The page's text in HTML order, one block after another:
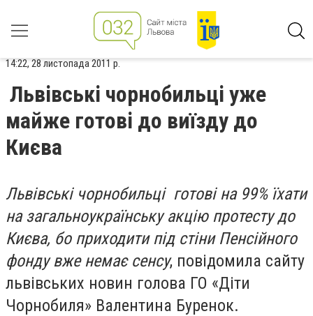
14:22, 28 листопада 2011 р.
Львівські чорнобильці уже
майже готові до виїзду до
Києва
Львівські чорнобильці готові на 99% їхати
на загальноукраїнську акцію протесту до
Києва, бо приходити під стіни Пенсійного
фонду вже немає сенсу, повідомила сайту
львівських новин голова ГО «Діти
Чорнобиля» Валентина Буренок.